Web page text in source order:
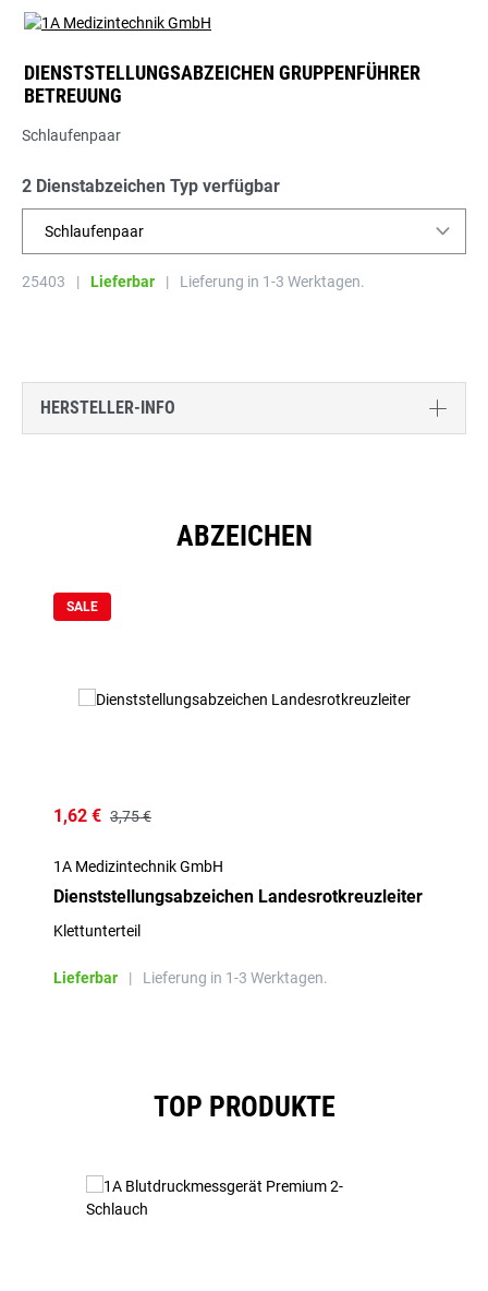
DIENSTSTELLUNGSABZEICHEN GRUPPENFÜHRER
BETREUUNG
Schlaufenpaar
2 Dienstabzeichen Typ verfügbar
Schlaufenpaar
25403 | Lieferbar | Lieferung in 1-3 Werktagen.
HERSTELLER-INFO
ABZEICHEN
SALE
1,62 € 3,75 €
1A Medizintechnik GmbH
Dienststellungsabzeichen Landesrotkreuzleiter
Klettunterteil
Lieferbar | Lieferung in 1-3 Werktagen.
TOP PRODUKTE